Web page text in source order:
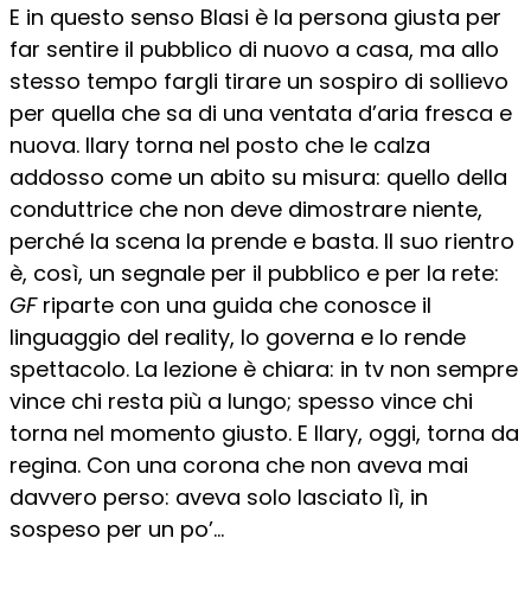
E in questo senso Blasi è la persona giusta per
far sentire il pubblico di nuovo a casa, ma allo
stesso tempo fargli tirare un sospiro di sollievo
per quella che sa di una ventata d’aria fresca e
nuova. Ilary torna nel posto che le calza
addosso come un abito su misura: quello della
conduttrice che non deve dimostrare niente,
perché la scena la prende e basta. Il suo rientro
è, così, un segnale per il pubblico e per la rete:
GF riparte con una guida che conosce il
linguaggio del reality, lo governa e lo rende
spettacolo. La lezione è chiara: in tv non sempre
vince chi resta più a lungo; spesso vince chi
torna nel momento giusto. E Ilary, oggi, torna da
regina. Con una corona che non aveva mai
davvero perso: aveva solo lasciato lì, in
sospeso per un po’…